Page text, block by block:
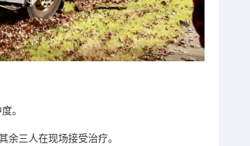
。
余三人在现场接受治疗。